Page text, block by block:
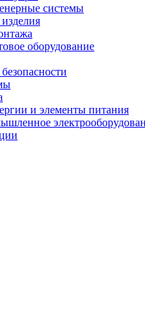
системы
оборудование
и элементы питания